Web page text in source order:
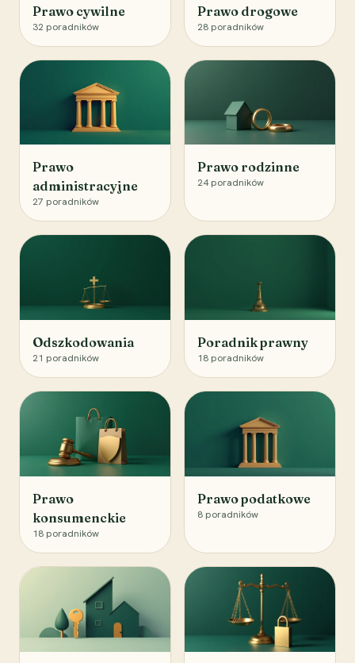
Prawo cywilne
32 poradników
Prawo drogowe
28 poradników
Prawo
administracyjne
27 poradników
Prawo rodzinne
24 poradników
Odszkodowania
21 poradników
Poradnik prawny
18 poradników
Prawo
konsumenckie
18 poradników
Prawo podatkowe
8 poradników